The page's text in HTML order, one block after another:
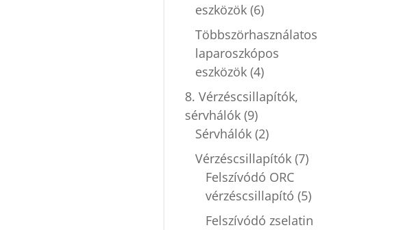
eszközök (6)
Többszörhasználatos
laparoszkópos
eszközök (4)
8. Vérzéscsillapítók,
sérvhálók (9)
Sérvhálók (2)
Vérzéscsillapítók (7)
Felszívódó ORC
vérzéscsillapító (5)
Felszívódó zselatin